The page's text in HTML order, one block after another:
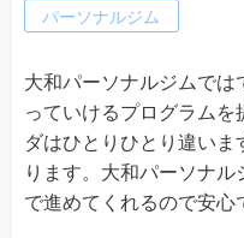
パーソナルジム
大和パーソナルジムで
っていけるプログラムを
ダはひとりひとり違い
ります。大和パーソナ
で進めてくれるので安心